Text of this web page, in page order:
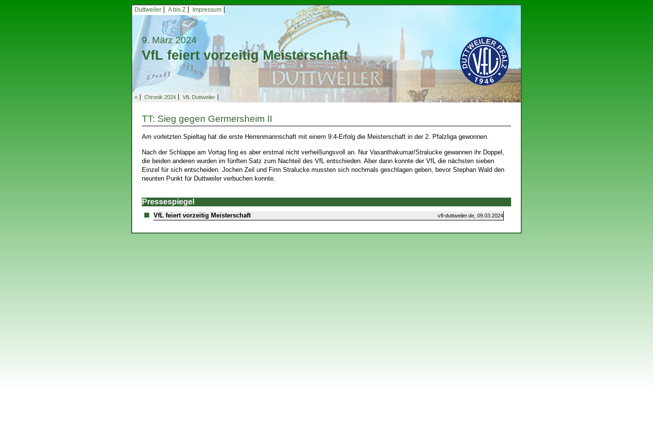
Duttweiler A bis Z Impressum
9. März 2024
VfL feiert vorzeitig Meisterschaft
« Chronik 2024 VfL Duttweiler
TT: Sieg gegen Germersheim II
Am vorletzten Spieltag hat die erste Herrenmannschaft mit einem 9:4-Erfolg die Meisterschaft in der 2. Pfalzliga gewonnen.
Nach der Schlappe am Vortag fing es aber erstmal nicht verheißungsvoll an. Nur Vasanthakumar/Stralucke gewannen ihr Doppel,
die beiden anderen wurden im fünften Satz zum Nachteil des VfL entschieden. Aber dann konnte der VfL die nächsten sieben
Einzel für sich entscheiden. Jochen Zeil und Finn Stralucke mussten sich nochmals geschlagen geben, bevor Stephan Wald den
neunten Punkt für Duttweiler verbuchen konnte.
Pressespiegel
VfL feiert vorzeitig Meisterschaft vfl-duttweiler.de, 09.03.2024